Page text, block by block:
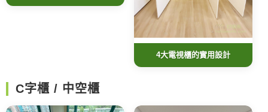
4大電視櫃的實用設計
C字櫃 / 中空櫃